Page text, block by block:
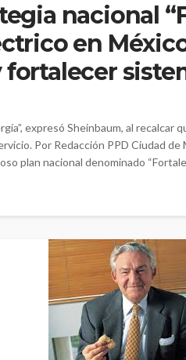
nacional
en
fortalecer
expresó Sheinbaum, al
Por Redacción PPD Ciudad
plan nacional denominado